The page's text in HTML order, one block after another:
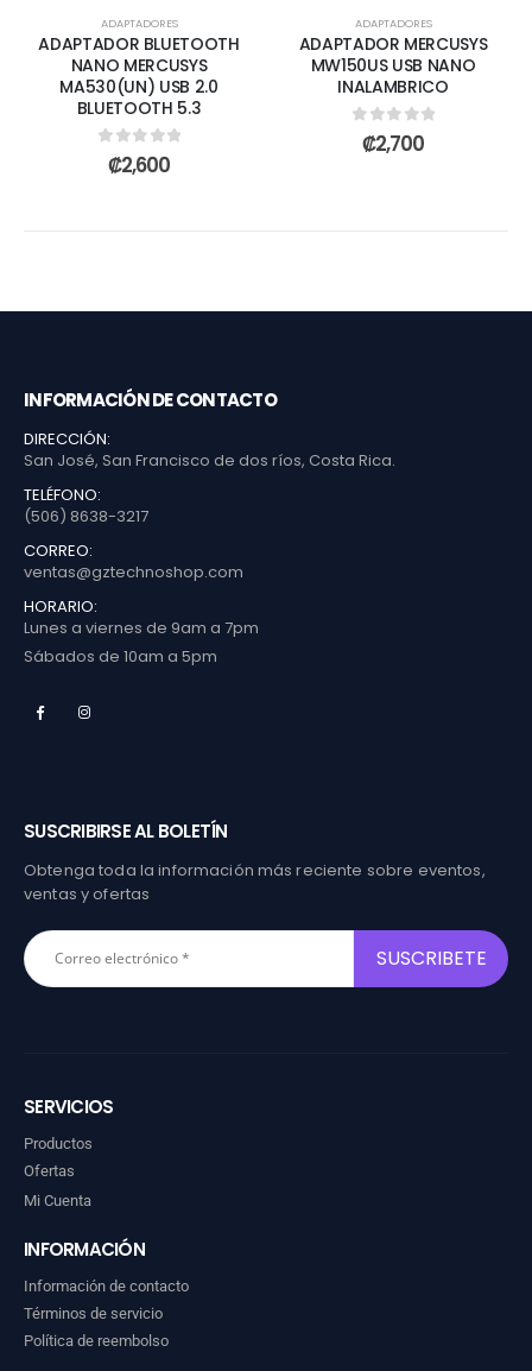
ADAPTADORES
ADAPTADOR BLUETOOTH
NANO MERCUSYS
MA530(UN) USB 2.0
BLUETOOTH 5.3
out of 5
₡2,600
ADAPTADORES
ADAPTADOR MERCUSYS
MW150US USB NANO
INALAMBRICO
out of 5
₡2,700
INFORMACIÓN DE CONTACTO
DIRECCIÓN:
San José, San Francisco de dos ríos, Costa Rica.
TELÉFONO:
(506) 8638-3217
CORREO:
ventas@gztechnoshop.com
HORARIO:
Lunes a viernes de 9am a 7pm
Sábados de 10am a 5pm
SUSCRIBIRSE AL BOLETÍN
Obtenga toda la información más reciente sobre eventos,
ventas y ofertas
SERVICIOS
Productos
Ofertas
Mi Cuenta
INFORMACIÓN
Información de contacto
Términos de servicio
Política de reembolso